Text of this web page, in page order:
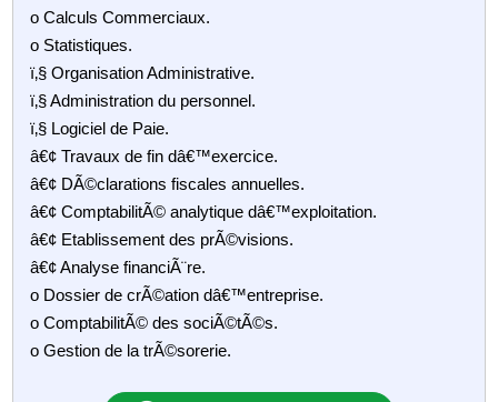
o Calculs Commerciaux.
o Statistiques.
ï‚§ Organisation Administrative.
ï‚§ Administration du personnel.
ï‚§ Logiciel de Paie.
â€¢ Travaux de fin dâ€™exercice.
â€¢ DÃ©clarations fiscales annuelles.
â€¢ ComptabilitÃ© analytique dâ€™exploitation.
â€¢ Etablissement des prÃ©visions.
â€¢ Analyse financiÃ¨re.
o Dossier de crÃ©ation dâ€™entreprise.
o ComptabilitÃ© des sociÃ©tÃ©s.
o Gestion de la trÃ©sorerie.